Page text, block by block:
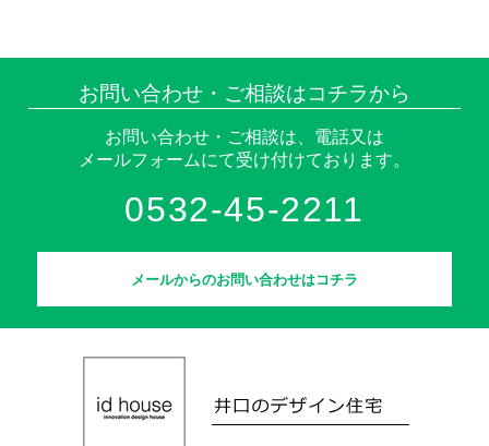
お問い合わせ・ご相談はコチラから
お問い合わせ・ご相談は、電話又は
メールフォームにて受け付けております。
0532-45-2211
メールからのお問い合わせはコチラ